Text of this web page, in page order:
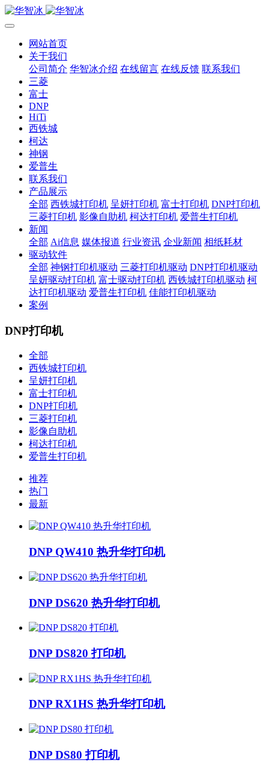
网站首页
关于我们
公司简介 华智冰介绍 在线留言 在线反馈 联系我们
三菱
富士
DNP
HiTi
西铁城
柯达
神钢
爱普生
联系我们
产品展示
全部 西铁城打印机 呈妍打印机 富士打印机 DNP打印机
三菱打印机 影像自助机 柯达打印机 爱普生打印机
新闻
全部 Ai信息 媒体报道 行业资讯 企业新闻 相纸耗材
驱动软件
全部 神钢打印机驱动 三菱打印机驱动 DNP打印机驱动
呈妍驱动打印机 富士驱动打印机 西铁城打印机驱动 柯
达打印机驱动 爱普生打印机 佳能打印机驱动
案例
DNP打印机
全部
西铁城打印机
呈妍打印机
富士打印机
DNP打印机
三菱打印机
影像自助机
柯达打印机
爱普生打印机
推荐
热门
最新
DNP QW410 热升华打印机
DNP DS620 热升华打印机
DNP DS820 打印机
DNP RX1HS 热升华打印机
DNP DS80 打印机